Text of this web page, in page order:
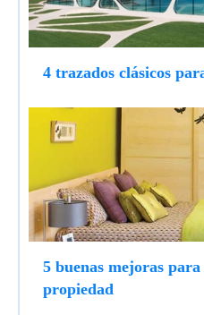
4 trazados clásicos
5 buenas mejoras
propiedad